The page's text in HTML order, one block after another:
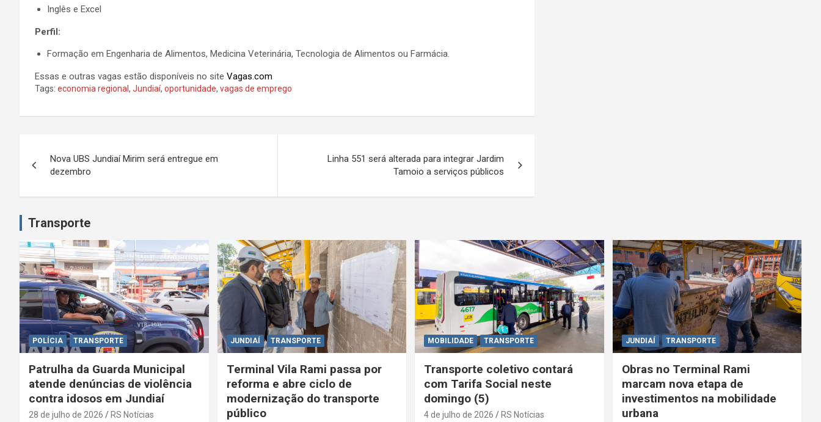
Inglês e Excel
Perfil:
Formação em Engenharia de Alimentos, Medicina Veterinária, Tecnologia de Alimentos ou Farmácia.
Essas e outras vagas estão disponíveis no site Vagas.com
Tags: economia regional, Jundiaí, oportunidade, vagas de emprego
v
e
g
a
ç
ã
o
d
e
Nova UBS Jundiaí Mirim será entregue em
dezembro
Linha 551 será alterada para integrar Jardim
Tamoio a serviços públicos
Transporte
POLÍCIA TRANSPORTE
Patrulha da Guarda Municipal
atende denúncias de violência
contra idosos em Jundiaí
28 de julho de 2026 RS Notícias
JUNDIAÍ TRANSPORTE
Terminal Vila Rami passa por
reforma e abre ciclo de
modernização do transporte
público
MOBILIDADE TRANSPORTE
Transporte coletivo contará
com Tarifa Social neste
domingo (5)
4 de julho de 2026 RS Notícias
JUNDIAÍ TRANSPORTE
Obras no Terminal Rami
marcam nova etapa de
investimentos na mobilidade
urbana